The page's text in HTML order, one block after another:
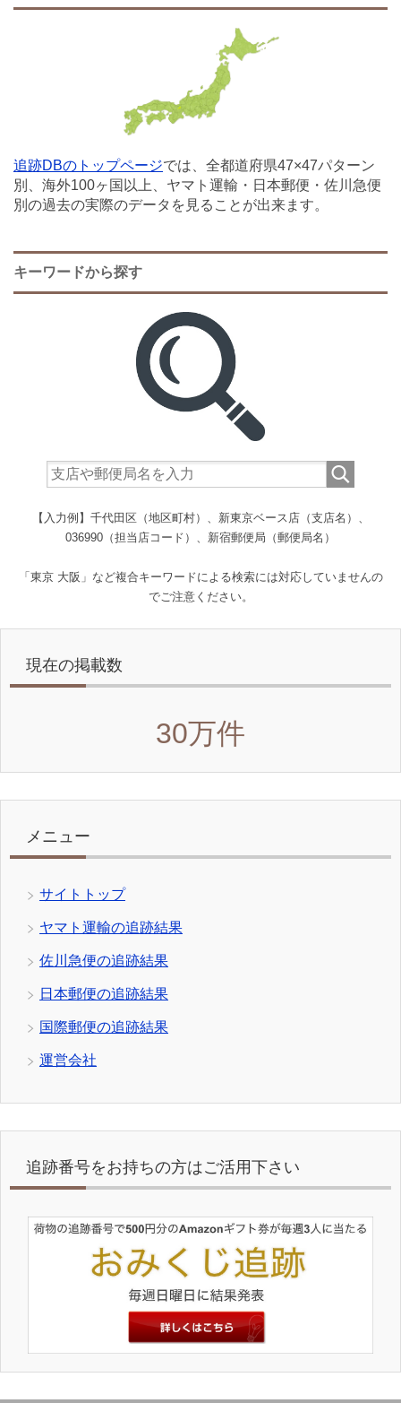
追跡DBのトップページでは、全都道府県47×47パターン
別、海外100ヶ国以上、ヤマト運輸・日本郵便・佐川急便
別の過去の実際のデータを見ることが出来ます。
キーワードから探す
【入力例】千代田区（地区町村）、新東京ベース店（支店名）、
036990（担当店コード）、新宿郵便局（郵便局名）
「東京 大阪」など複合キーワードによる検索には対応していませんの
でご注意ください。
現在の掲載数
30万件
メニュー
サイトトップ
ヤマト運輸の追跡結果
佐川急便の追跡結果
日本郵便の追跡結果
国際郵便の追跡結果
運営会社
追跡番号をお持ちの方はご活用下さい